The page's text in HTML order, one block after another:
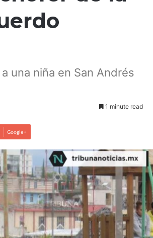
una niña en San Andrés
1 minute read
Google+